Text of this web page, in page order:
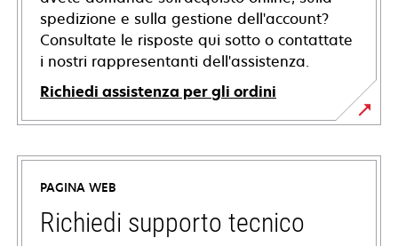
spedizione e sulla gestione dell'account?
Consultate le risposte qui sotto o contattate
i nostri rappresentanti dell'assistenza.
Richiedi assistenza per gli ordini
PAGINA WEB
Richiedi supporto tecnico